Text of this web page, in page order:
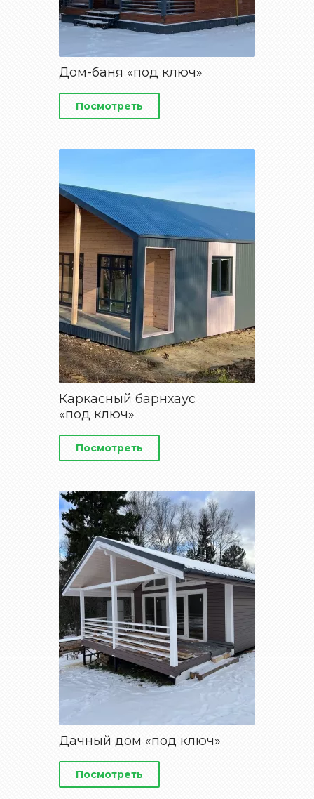
Дом-баня «под ключ»
Посмотреть
Каркасный барнхаус
«под ключ»
Посмотреть
Дачный дом «под ключ»
Посмотреть